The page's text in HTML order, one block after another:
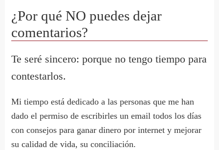
¿Por qué NO puedes dejar
comentarios?
Te seré sincero: porque no tengo tiempo para
contestarlos.
Mi tiempo está dedicado a las personas que me han
dado el permiso de escribirles un email todos los días
con consejos para ganar dinero por internet y mejorar
su calidad de vida, su conciliación.